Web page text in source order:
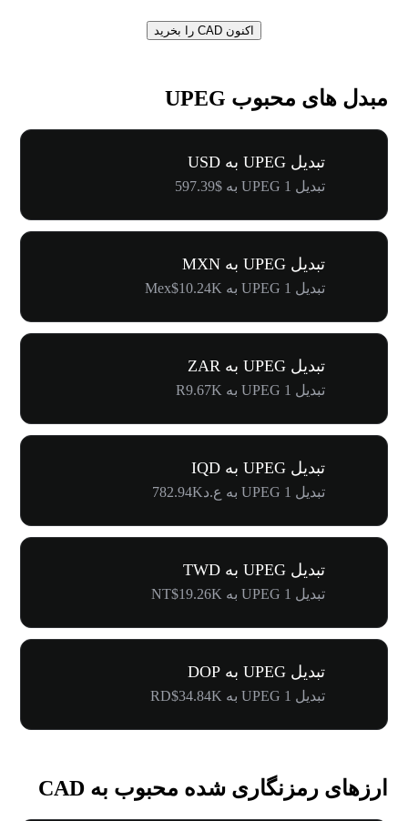
اکنون CAD را بخرید
مبدل های محبوب UPEG
تبدیل UPEG به USD
تبدیل 1 UPEG به $597.39
تبدیل UPEG به MXN
تبدیل 1 UPEG به Mex$10.24K
تبدیل UPEG به ZAR
تبدیل 1 UPEG به R9.67K
تبدیل UPEG به IQD
تبدیل 1 UPEG به ع.د782.94K
تبدیل UPEG به TWD
تبدیل 1 UPEG به NT$19.26K
تبدیل UPEG به DOP
تبدیل 1 UPEG به RD$34.84K
ارزهای رمزنگاری شده محبوب به CAD